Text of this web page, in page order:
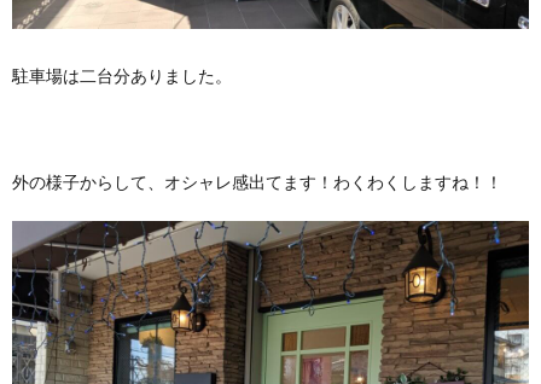
駐車場は二台分ありました。
外の様子からして、オシャレ感出てます！わくわくしますね！！